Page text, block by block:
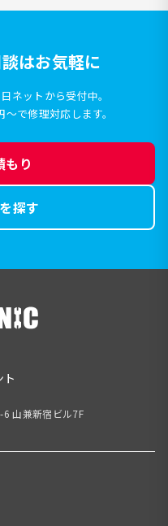
はお気軽に
ネットから受付中。
で修理対応します。
もり
探す
山兼新宿ビル7F